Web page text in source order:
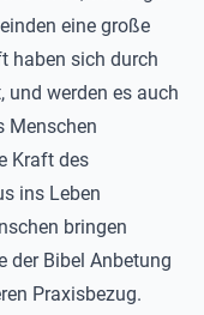
eine große
haben sich durch
und werden es auch
Menschen
Kraft des
ins Leben
bringen
der Bibel Anbetung
Praxisbezug.